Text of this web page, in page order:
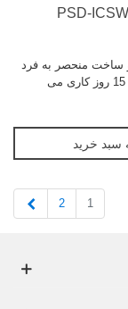
ساخت منحصر به فرد
این کالا زمان تحویل 2 الی 15 روز کاری می
سبد خرید
1
2